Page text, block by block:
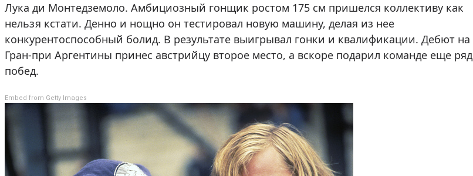
Лука ди Монтедземоло. Амбициозный гонщик ростом 175 см пришелся коллективу как
нельзя кстати. Денно и нощно он тестировал новую машину, делая из нее
конкурентоспособный болид. В результате выигрывал гонки и квалификации. Дебют на
Гран-при Аргентины принес австрийцу второе место, а вскоре подарил команде еще ряд
побед.
Embed from Getty Images